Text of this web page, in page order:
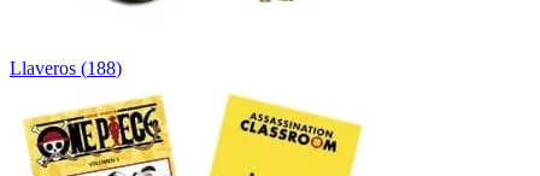
Llaveros (188)